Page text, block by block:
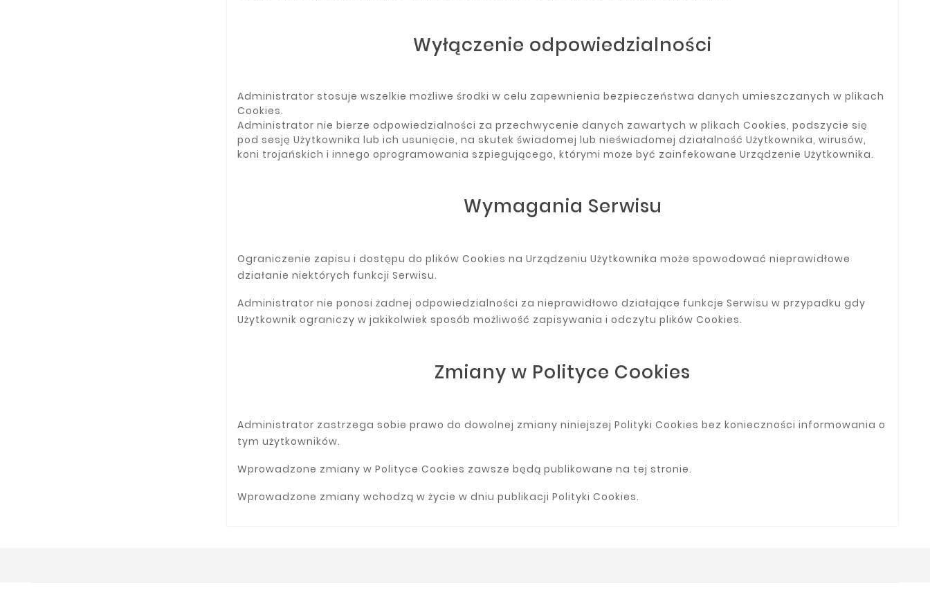
Wyłączenie odpowiedzialności
Administrator stosuje wszelkie możliwe środki w celu zapewnienia bezpieczeństwa danych umieszczanych w plikach
Cookies.
Administrator nie bierze odpowiedzialności za przechwycenie danych zawartych w plikach Cookies, podszycie się
pod sesję Użytkownika lub ich usunięcie, na skutek świadomej lub nieświadomej działalność Użytkownika, wirusów,
koni trojańskich i innego oprogramowania szpiegującego, którymi może być zainfekowane Urządzenie Użytkownika.
Wymagania Serwisu
Ograniczenie zapisu i dostępu do plików Cookies na Urządzeniu Użytkownika może spowodować nieprawidłowe
działanie niektórych funkcji Serwisu.
Administrator nie ponosi żadnej odpowiedzialności za nieprawidłowo działające funkcje Serwisu w przypadku gdy
Użytkownik ograniczy w jakikolwiek sposób możliwość zapisywania i odczytu plików Cookies.
Zmiany w Polityce Cookies
Administrator zastrzega sobie prawo do dowolnej zmiany niniejszej Polityki Cookies bez konieczności informowania o
tym użytkowników.
Wprowadzone zmiany w Polityce Cookies zawsze będą publikowane na tej stronie.
Wprowadzone zmiany wchodzą w życie w dniu publikacji Polityki Cookies.